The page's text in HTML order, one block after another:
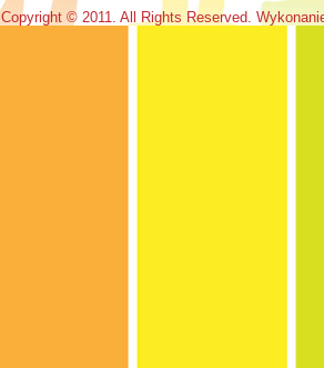
Copyright © 2011. All Rights Reserved.